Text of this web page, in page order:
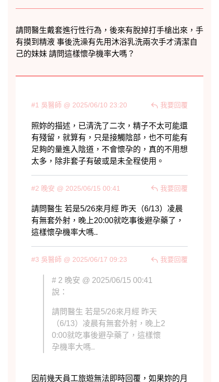
#1 吳醫師 @ 2025/06/10 23:20 我要回覆
#2 晚安 @ 2025/06/15 00:41 我要回覆
#3 吳醫師 @ 2025/06/17 09:23 我要回覆